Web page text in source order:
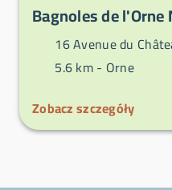
Bagnoles de
16 Avenue du
5.6 km - Orne
Zobacz szczegóły